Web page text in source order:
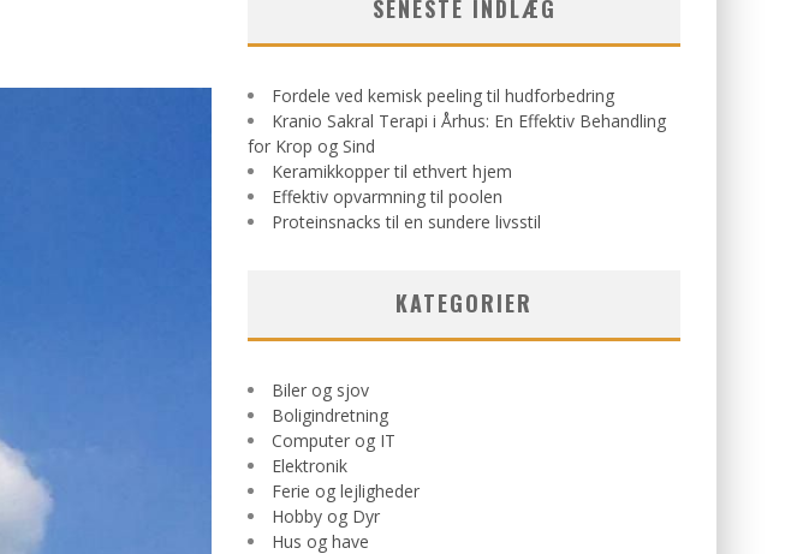
SENESTE INDLÆG
Fordele ved kemisk peeling til hudforbedring
Kranio Sakral Terapi i Århus: En Effektiv Behandling
for Krop og Sind
Keramikkopper til ethvert hjem
Effektiv opvarmning til poolen
Proteinsnacks til en sundere livsstil
KATEGORIER
Biler og sjov
Boligindretning
Computer og IT
Elektronik
Ferie og lejligheder
Hobby og Dyr
Hus og have